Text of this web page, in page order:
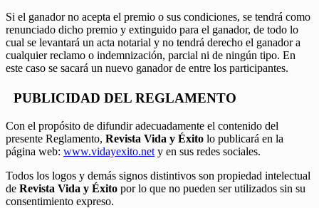
Si el ganador no acepta el premio o sus condiciones, se tendrá como
renunciado dicho premio y extinguido para el ganador, de todo lo
cual se levantará un acta notarial y no tendrá derecho el ganador a
cualquier reclamo o indemnización, parcial ni de ningún tipo. En
este caso se sacará un nuevo ganador de entre los participantes.
PUBLICIDAD DEL REGLAMENTO
Con el propósito de difundir adecuadamente el contenido del
presente Reglamento, Revista Vida y Éxito lo publicará en la
página web: www.vidayexito.net y en sus redes sociales.
Todos los logos y demás signos distintivos son propiedad intelectual
de Revista Vida y Éxito por lo que no pueden ser utilizados sin su
consentimiento expreso.